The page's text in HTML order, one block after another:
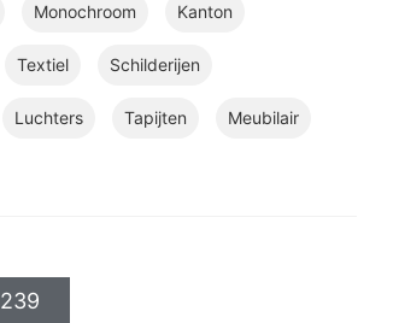
Monochroom Kanton
Textiel Schilderijen
Luchters Tapijten Meubilair
239